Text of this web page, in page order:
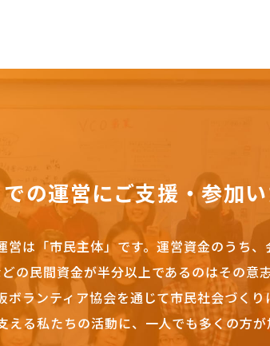
での運営にご支援・参加
営は「市民主体」です。 運営資金のうち、
の民間資金が半分以上であるのはその意
ボランティア協会を通じて市民社会づくり
る私たちの活動に、一人でも多くの方が